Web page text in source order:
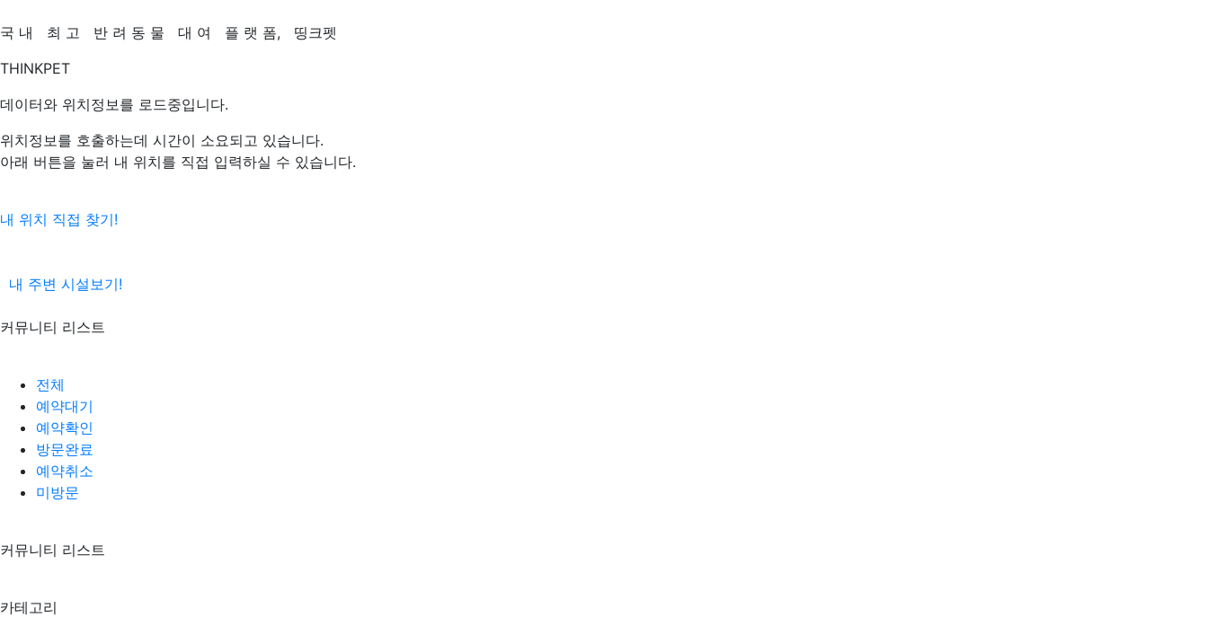
국 내 최 고 반 려 동 물 대 여 플 랫 폼,
띵크펫
THINKPET
데이터와 위치정보를 로드중입니다.
위치정보를 호출하는데 시간이 소요되고 있습니다.
아래 버튼을 눌러 내 위치를 직접 입력하실 수 있습니다.
내 위치 직접 찾기!
내 주변 시설보기!
커뮤니티 리스트
전체
예약대기
예약확인
방문완료
예약취소
미방문
커뮤니티 리스트
카테고리